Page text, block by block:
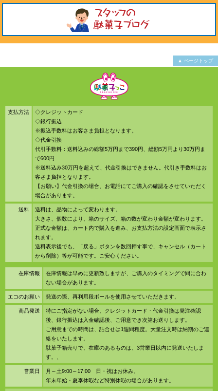
▲ ページトップ
支払方法
◇クレジットカード
◇銀行振込
※振込手数料はお客さま負担となります。
◇代金引換
代引手数料：送料込みの総額5万円まで390円、総額5万円より30万円ま
で600円
※送料込み30万円を超えて、代金引換はできません。代引き手数料はお
客さま負担となります。
【お願い】代金引換の場合、お電話にてご購入の確認をさせていただく
場合があります。
送料
送料は、品物によって変わります。
大きさ、個数により、箱のサイズ、箱の数が変わり金額が変わります。
正式な金額は、カート内で購入を進み、お支払方法の設定画面で表示さ
れます。
送料表示後でも、「戻る」ボタンを数回押す事で、キャンセル（カート
から削除）等が可能です。ご安心ください。
在庫情報
在庫情報は早めに更新致しますが、ご購入のタイミングで間に合わ
ない場合があります。
エコのお願い 発送の際、再利用段ボールを使用させていただきます。
商品発送
特にご指定がない場合、クレジットカード・代金引換は発注確認
後、銀行振込は入金確認後、ご用意でき次第お送りします。
ご用意までの時間は、詰合せは1週間程度。大量注文時は納期のご連
絡をいたします。
駄菓子箱売りで、在庫のあるものは、3営業日以内に発送いたしま
す。、
営業日
月～土9:00～17:00 日・祝はお休み。
年末年始・夏季休暇など特別休暇の場合があります。